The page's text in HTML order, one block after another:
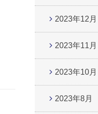
2023年12月
2023年11月
2023年10月
2023年8月